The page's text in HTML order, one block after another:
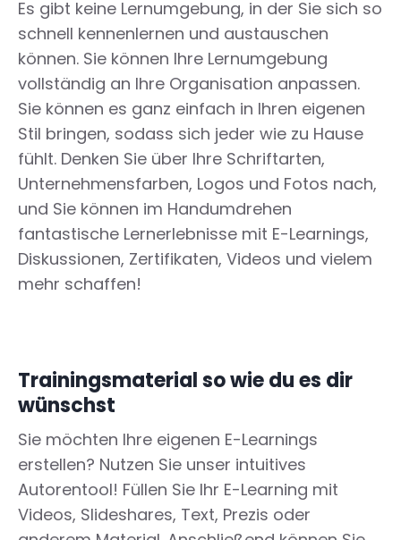
Es gibt keine Lernumgebung, in der Sie sich so
schnell kennenlernen und austauschen
können. Sie können Ihre Lernumgebung
vollständig an Ihre Organisation anpassen.
Sie können es ganz einfach in Ihren eigenen
Stil bringen, sodass sich jeder wie zu Hause
fühlt. Denken Sie über Ihre Schriftarten,
Unternehmensfarben, Logos und Fotos nach,
und Sie können im Handumdrehen
fantastische Lernerlebnisse mit E-Learnings,
Diskussionen, Zertifikaten, Videos und vielem
mehr schaffen!
Trainingsmaterial so wie du es dir
wünschst
Sie möchten Ihre eigenen E-Learnings
erstellen? Nutzen Sie unser intuitives
Autorentool! Füllen Sie Ihr E-Learning mit
Videos, Slideshares, Text, Prezis oder